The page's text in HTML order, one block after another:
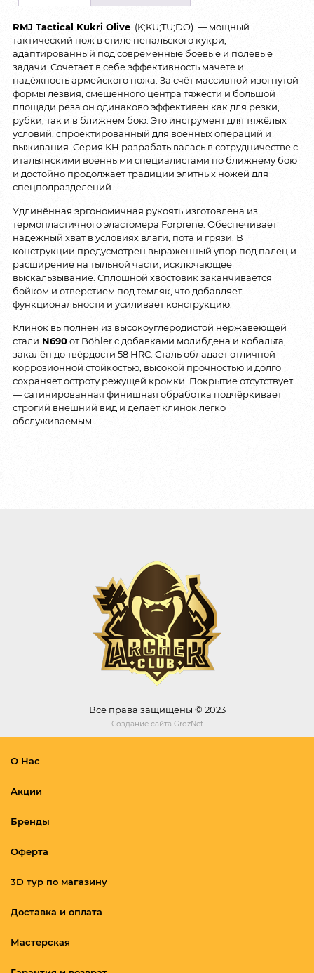
RMJ Tactical Kukri Olive (K;KU;TU;DO) — мощный
тактический нож в стиле непальского кукри,
адаптированный под современные боевые и полевые
задачи. Сочетает в себе эффективность мачете и
надёжность армейского ножа. За счёт массивной изогнутой
формы лезвия, смещённого центра тяжести и большой
площади реза он одинаково эффективен как для резки,
рубки, так и в ближнем бою. Это инструмент для тяжёлых
условий, спроектированный для военных операций и
выживания. Серия KH разрабатывалась в сотрудничестве с
итальянскими военными специалистами по ближнему бою
и достойно продолжает традиции элитных ножей для
спецподразделений.
Удлинённая эргономичная рукоять изготовлена из
термопластичного эластомера Forprene. Обеспечивает
надёжный хват в условиях влаги, пота и грязи. В
конструкции предусмотрен выраженный упор под палец и
расширение на тыльной части, исключающее
выскальзывание. Сплошной хвостовик заканчивается
бойком и отверстием под темляк, что добавляет
функциональности и усиливает конструкцию.
Клинок выполнен из высокоуглеродистой нержавеющей
стали N690от Böhler с добавками молибдена и кобальта,
закалён до твёрдости 58 HRC. Сталь обладает отличной
коррозионной стойкостью, высокой прочностью и долго
сохраняет остроту режущей кромки. Покрытие отсутствует
— сатинированная финишная обработка подчёркивает
строгий внешний вид и делает клинок легко
обслуживаемым.
Все права защищены © 2023
Создание сайта GrozNet
О Нас
Акции
Бренды
Оферта
3D тур по магазину
Доставка и оплата
Мастерская